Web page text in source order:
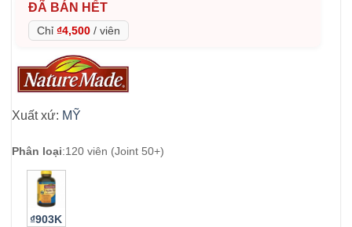
ĐÃ BÁN HẾT
Chỉ ₫4,500 / viên
Xuất xứ: MỸ
Phân loại:120 viên (Joint 50+)
₫903K